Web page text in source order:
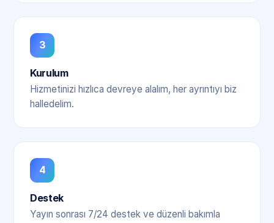
3
Kurulum
Hizmetinizi hızlıca devreye alalım, her ayrıntıyı biz
halledelim.
4
Destek
Yayın sonrası 7/24 destek ve düzenli bakımla